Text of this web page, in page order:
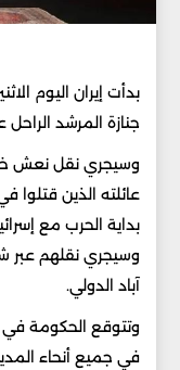
بدأت إيران اليوم
جنازة المرشد
وسيجري نقل نعش
بداية الحرب مع
وسيجري نقلهم عبر
آباد الدولي.
وتتوقع الحكومة في
في جميع أنحاء